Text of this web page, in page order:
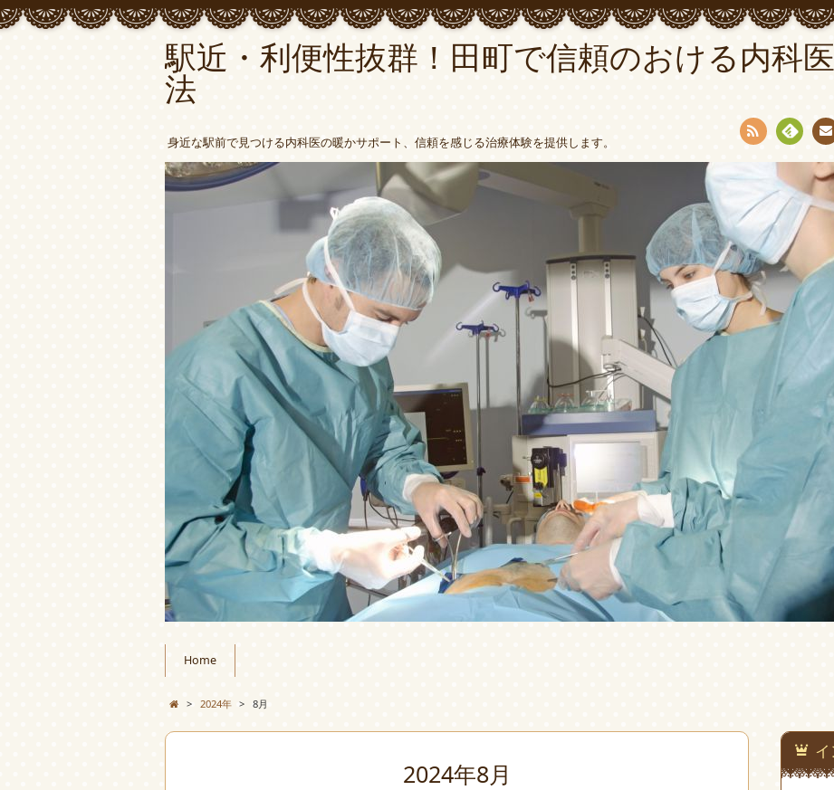
駅近・利便性抜群！田町で信頼のおける内科
法
身近な駅前で見つける内科医の暖かサポート、信頼を感じる治療体験を提供します。
Fee
dly
い
わ
Home
> 2024年 > 8月
2024年8月